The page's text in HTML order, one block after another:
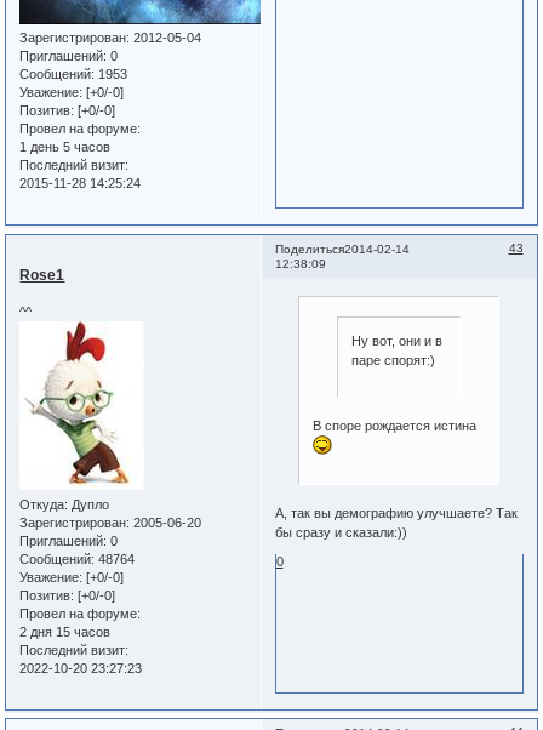
Зарегистрирован: 2012-05-04
Приглашений: 0
Сообщений: 1953
Уважение: [+0/-0]
Позитив: [+0/-0]
Провел на форуме:
1 день 5 часов
Последний визит:
2015-11-28 14:25:24
Поделиться 43
2014-02-14
12:38:09
Rose1
^^
Откуда: Дупло
Зарегистрирован: 2005-06-20
Приглашений: 0
Сообщений: 48764
Уважение: [+0/-0]
Позитив: [+0/-0]
Провел на форуме:
2 дня 15 часов
Последний визит:
2022-10-20 23:27:23
Ну вот, они и в
паре спорят:)
В споре рождается истина
А, так вы демографию улучшаете? Так
бы сразу и сказали:))
0